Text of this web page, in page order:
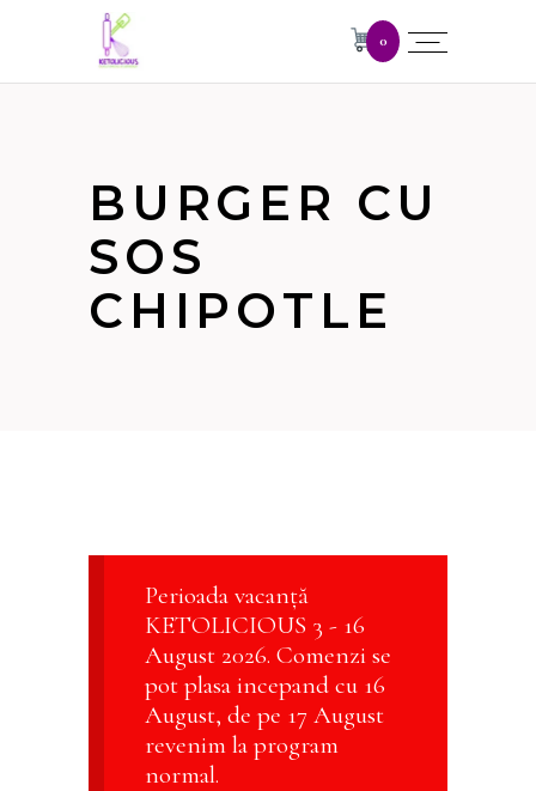
0
BURGER CU
SOS
CHIPOTLE
Perioada vacanță
KETOLICIOUS 3 - 16
August 2026. Comenzi se
pot plasa incepand cu 16
August, de pe 17 August
revenim la program
normal.